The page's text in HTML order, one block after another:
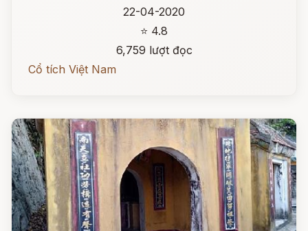
22-04-2020
⭐ 4.8
6,759 lượt đọc
Cổ tích Việt Nam